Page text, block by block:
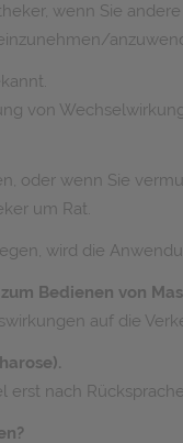
wenn Sie
von
oder wenn Sie
um Rat.
wird die
Bedienen von
auf die
erst nach